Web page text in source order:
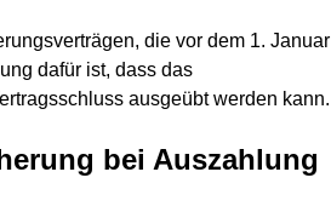
die vor dem 1. Januar
dafür ist, dass das
ausgeübt werden kann.
bei Auszahlung